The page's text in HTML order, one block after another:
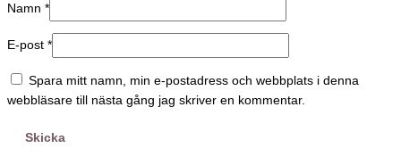
Namn *
E-post *
Spara mitt namn, min e-postadress och webbplats i denna
webbläsare till nästa gång jag skriver en kommentar.